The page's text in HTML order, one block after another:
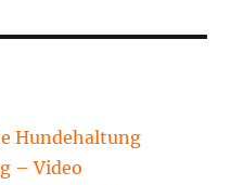
Hundehaltung
– Video